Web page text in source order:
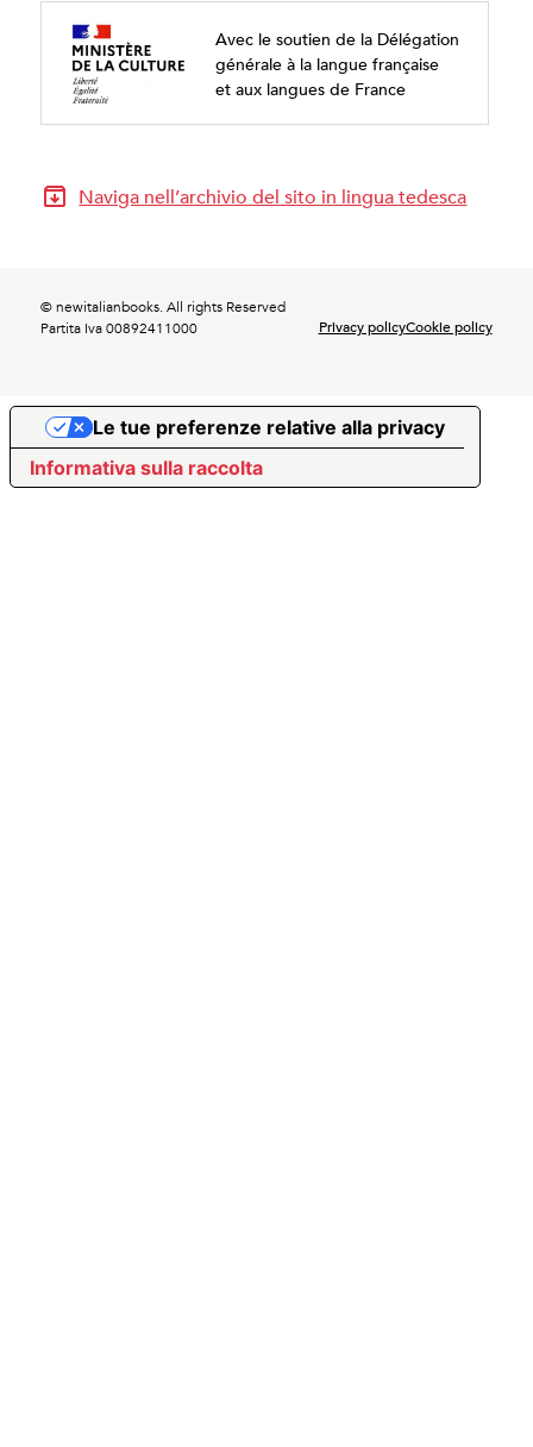
Avec le soutien de la Délégation
générale à la langue française
et aux langues de France
Naviga nell’archivio del sito in lingua tedesca
© newitalianbooks. All rights Reserved
Partita Iva 00892411000
Privacy policyCookie policy
Informativa sulla raccolta
Le tue preferenze relative alla privacy